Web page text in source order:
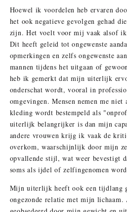
Hoewel ik voordelen heb ervaren
het ook negatieve gevolgen gehad
zijn. Het voelt voor mij vaak alsof ik
Dit heeft geleid tot ongewenste
opmerkingen en zelfs ongewenste
mannen tijdens het uitgaan of
heb ik gemerkt dat mijn uiterlijk
onderschat wordt, vooral in
omgevingen. Mensen nemen me
kleding wordt bestempeld als
uiterlijk belangrijker is dan mijn
andere vrouwen krijg ik vaak de
overkom, waarschijnlijk door mijn
opvallende stijl, wat weer bevestigt
soms als ijdel of zelfingenomen
Mijn uiterlijk heeft ook een tijdlang
ongezonde relatie met mijn